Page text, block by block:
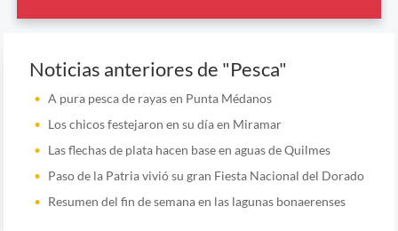
Noticias anteriores de "Pesca"
A pura pesca de rayas en Punta Médanos
Los chicos festejaron en su día en Miramar
Las flechas de plata hacen base en aguas de Quilmes
Paso de la Patria vivió su gran Fiesta Nacional del Dorado
Resumen del fin de semana en las lagunas bonaerenses